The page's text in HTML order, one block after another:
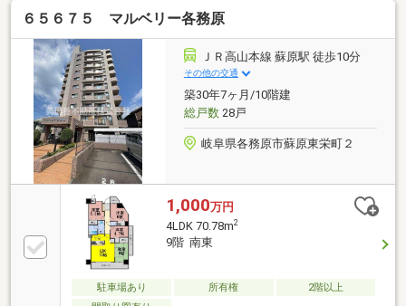
６５６７５ マルベリー各務原
ＪＲ高山本線 蘇原駅 徒歩10分
その他の交通
築30年7ヶ月/10階建
総戸数28戸
岐阜県各務原市蘇原東栄町２
1,000万円
4LDK 70.78m2
9階 南東
駐車場あり 所有権
2階以上